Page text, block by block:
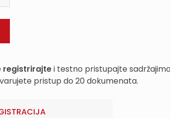
registrirajtei testno pristupajte
pristup do 20 dokumenata.